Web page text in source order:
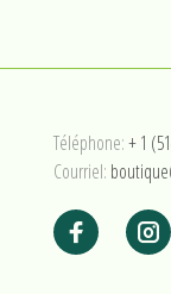
Téléphone:+ 1
Courriel: